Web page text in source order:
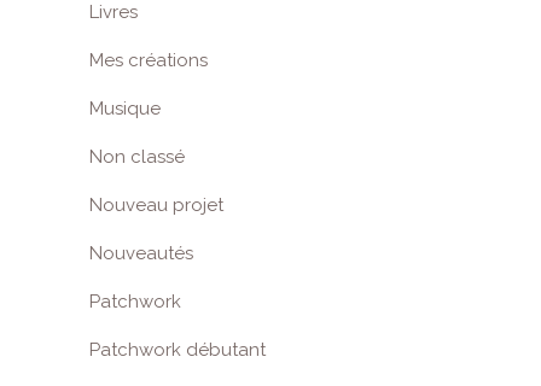
Livres
Mes créations
Musique
Non classé
Nouveau projet
Nouveautés
Patchwork
Patchwork débutant